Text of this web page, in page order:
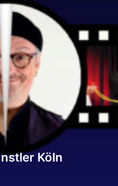
Köln